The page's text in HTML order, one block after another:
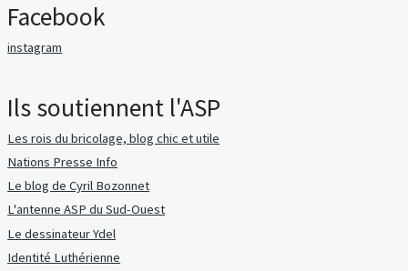
Facebook
instagram
Ils soutiennent l'ASP
Les rois du bricolage, blog chic et utile
Nations Presse Info
Le blog de Cyril Bozonnet
L'antenne ASP du Sud-Ouest
Le dessinateur Ydel
Identité Luthérienne